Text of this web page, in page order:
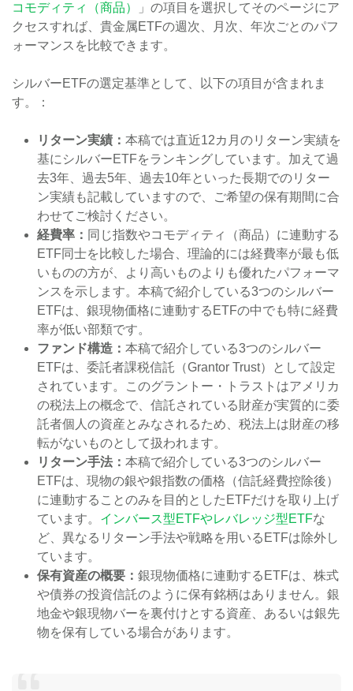
コモディティ（商品）
」の項目を選択してそのページにア
クセスすれば、貴金属ETFの週次、月次、年次ごとのパフ
ォーマンスを比較できます。
シルバーETFの選定基準として、以下の項目が含まれま
す。：
リターン実績： 本稿では直近12カ月のリターン実績を
基にシルバーETFをランキングしています。加えて過
去3年、過去5年、過去10年といった長期でのリター
ン実績も記載していますので、ご希望の保有期間に合
わせてご検討ください。
経費率： 同じ指数やコモディティ（商品）に連動する
ETF同士を比較した場合、理論的には経費率が最も低
いものの方が、より高いものよりも優れたパフォーマ
ンスを示します。本稿で紹介している3つのシルバー
ETFは、銀現物価格に連動するETFの中でも特に経費
率が低い部類です。
ファンド構造： 本稿で紹介している3つのシルバー
ETFは、委託者課税信託（Grantor Trust）として設定
されています。このグラントー・トラストはアメリカ
の税法上の概念で、信託されている財産が実質的に委
託者個人の資産とみなされるため、税法上は財産の移
転がないものとして扱われます。
リターン手法： 本稿で紹介している3つのシルバー
ETFは、現物の銀や銀指数の価格（信託経費控除後）
に連動することのみを目的としたETFだけを取り上げ
ています。 インバース型ETFやレバレッジ型ETFな
ど、異なるリターン手法や戦略を用いるETFは除外し
ています。
保有資産の概要： 銀現物価格に連動するETFは、株式
や債券の投資信託のように保有銘柄はありません。銀
地金や銀現物バーを裏付けとする資産、あるいは銀先
物を保有している場合があります。